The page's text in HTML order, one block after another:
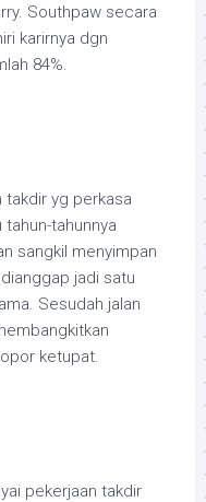
Southpaw secara
karirnya dgn
84%.
takdir yg perkasa
tahunnya
sangkil menyimpan
jadi satu
Sesudah jalan
ketupat.
pekerjaan takdir